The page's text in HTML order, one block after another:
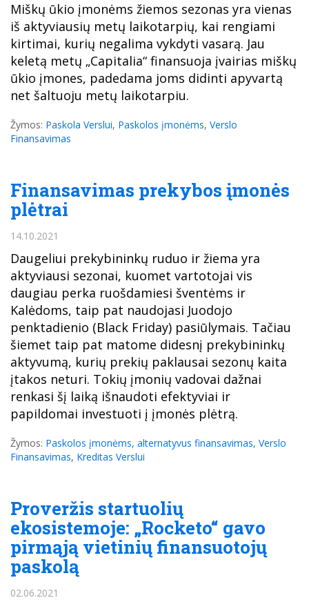
Miškų ūkio įmonėms žiemos sezonas yra vienas
iš aktyviausių metų laikotarpių, kai rengiami
kirtimai, kurių negalima vykdyti vasarą. Jau
keletą metų „Capitalia“ finansuoja įvairias miškų
ūkio įmones, padedama joms didinti apyvartą
net šaltuoju metų laikotarpiu.
Žymos: Paskola Verslui, Paskolos įmonėms, Verslo
Finansavimas
Finansavimas prekybos įmonės
plėtrai
14.10.2021
Daugeliui prekybininkų ruduo ir žiema yra
aktyviausi sezonai, kuomet vartotojai vis
daugiau perka ruošdamiesi šventėms ir
Kalėdoms, taip pat naudojasi Juodojo
penktadienio (Black Friday) pasiūlymais. Tačiau
šiemet taip pat matome didesnį prekybininkų
aktyvumą, kurių prekių paklausai sezonų kaita
įtakos neturi. Tokių įmonių vadovai dažnai
renkasi šį laiką išnaudoti efektyviai ir
papildomai investuoti į įmonės plėtrą.
Žymos: Paskolos įmonėms, alternatyvus finansavimas, Verslo
Finansavimas, Kreditas Verslui
Proveržis startuolių
ekosistemoje: „Rocketo“ gavo
pirmąją vietinių finansuotojų
paskolą
02.06.2021